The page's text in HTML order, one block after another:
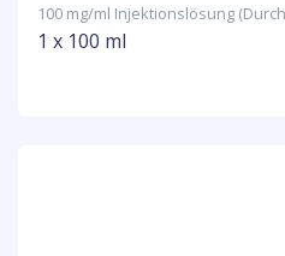
100 mg/ml Injektionslösung
1 x 100 ml